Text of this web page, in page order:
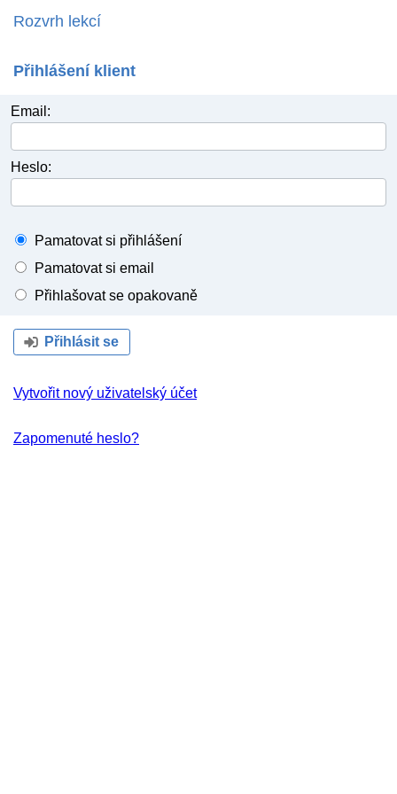
Rozvrh lekcí
Přihlášení klient
Email:
Heslo:
Pamatovat si přihlášení
Pamatovat si email
Přihlašovat se opakovaně
Přihlásit se
Vytvořit nový uživatelský účet
Zapomenuté heslo?